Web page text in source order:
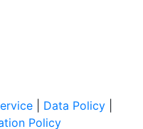
Data Policy
Policy